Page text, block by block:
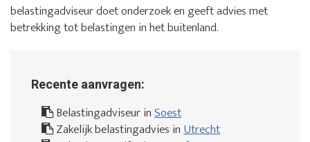
belastingadviseur doet onderzoek en geeft advies met
betrekking tot belastingen in het buitenland.
Recente aanvragen:
Belastingadviseur inSoest
Zakelijk belastingadvies inUtrecht